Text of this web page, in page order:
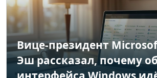
Вице-президент
Эш рассказал, почему